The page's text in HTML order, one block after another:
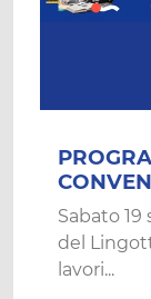
Sabato
del
lavori...